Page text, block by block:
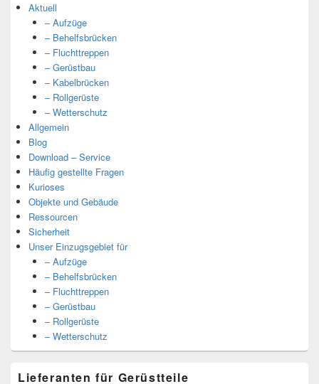
Aktuell
– Aufzüge
– Behelfsbrücken
– Fluchttreppen
– Gerüstbau
– Kabelbrücken
– Rollgerüste
– Wetterschutz
Allgemein
Blog
Download – Service
Häufig gestellte Fragen
Kurioses
Objekte und Gebäude
Ressourcen
Sicherheit
Unser Einzugsgebiet für
– Aufzüge
– Behelfsbrücken
– Fluchttreppen
– Gerüstbau
– Rollgerüste
– Wetterschutz
Lieferanten für Gerüstteile